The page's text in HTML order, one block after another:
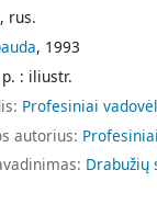
rus.
, 1993
: iliustr.
Profesiniai
autorius:
Drabužių